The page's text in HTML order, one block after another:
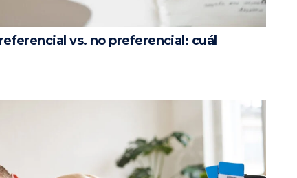
vs. no preferencial: cuál